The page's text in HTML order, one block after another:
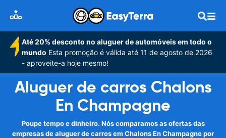
Até 20% desconto no aluguer de automóveis em todo o
mundo Esta promoção é válida até 11 de agosto de 2026
- aproveite-a hoje mesmo!
Aluguer de carros Chalons
En Champagne
Poupe tempo e dinheiro. Nós comparamos as ofertas das
empresas de aluguer de carros em Chalons En Champagne por